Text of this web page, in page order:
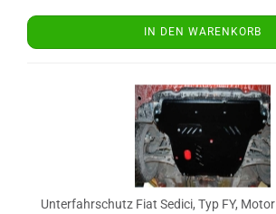
IN DEN WARENKORB
Unterfahrschutz Fiat Sedici, Typ FY,